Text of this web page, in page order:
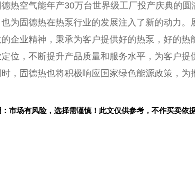
德热空气能年产30万台世界级工厂投产庆典的
为固德热在热泵行业的发展注入了新的动力。
企业精神 ，秉承为客户提供好的热泵，好的热
位，不断提升产品质量和服务水平 ，为客户
，固德热也将积极响应 国家绿色能源政策，为
市场有风险，选择需谨慎！此文仅供参考，不作买卖依据